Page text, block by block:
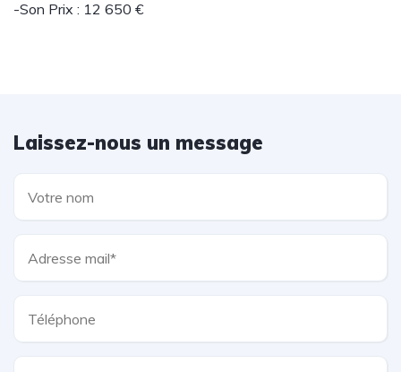
-Son Prix : 12 650 €
Laissez-nous un message